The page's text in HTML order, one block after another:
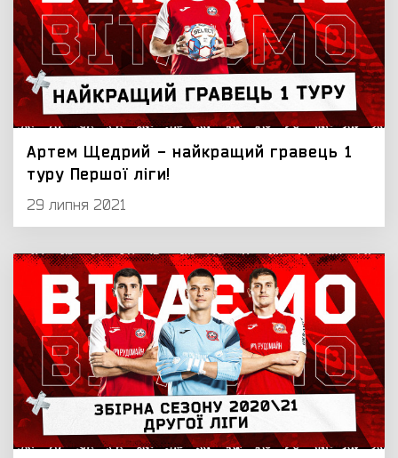
Артем Щедрий - найкращий гравець 1
туру Першої ліги!
29 липня 2021